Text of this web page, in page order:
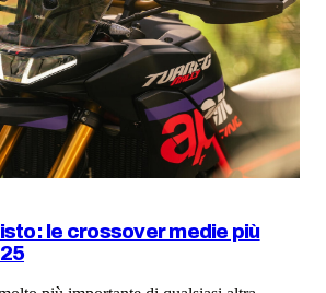
le crossover medie più